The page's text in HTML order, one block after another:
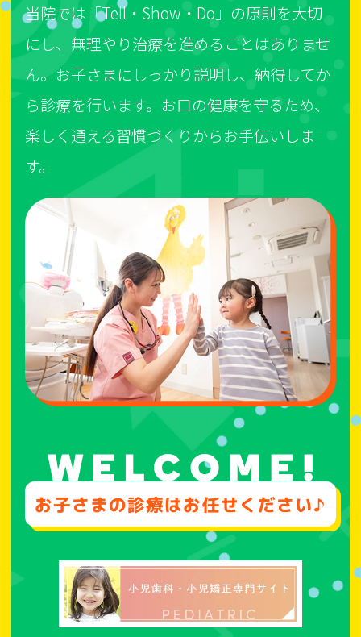
当院では「Tell・Show・Do」の原則を大切
にし、無理やり治療を進めることはありませ
ん。お子さまにしっかり説明し、納得してか
ら診療を行います。お口の健康を守るため、
楽しく通える習慣づくりからお手伝いしま
す。
お子さまの診療はお任せください♪